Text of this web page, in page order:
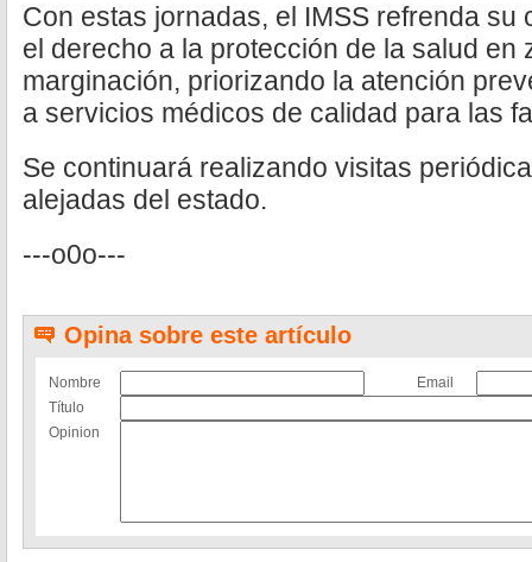
Con estas jornadas, el IMSS refrenda su
el derecho a la protección de la salud en
marginación, priorizando la atención
a servicios médicos de calidad para las
Se continuará realizando visitas
alejadas del estado.
---o0o---
Opina sobre este artículo
Nombre
Email
Título
Opinion